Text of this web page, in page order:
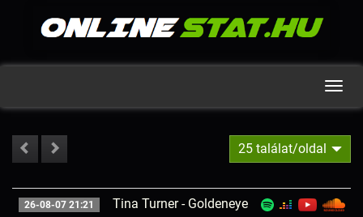
25 találat/oldal
26-08-07 21:21 Tina Turner - Goldeneye